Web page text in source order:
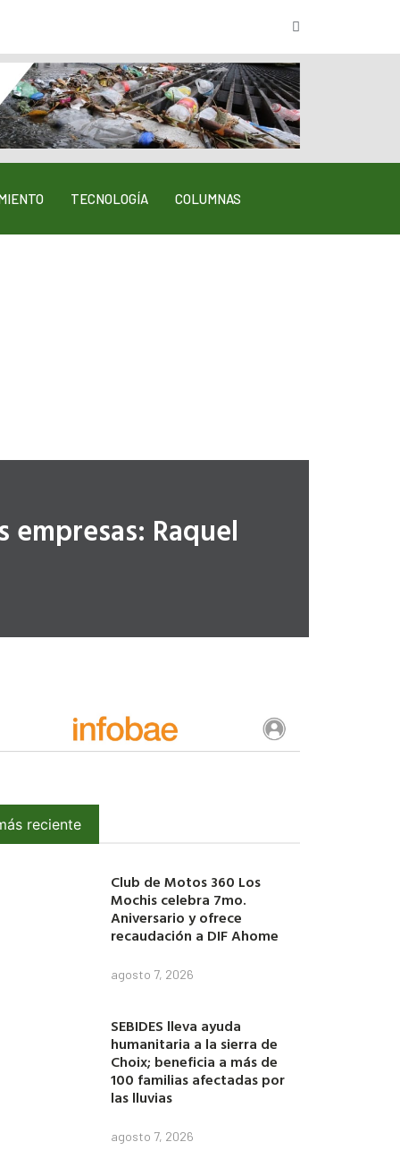
TECNOLOGÍA COLUMNAS
Raquel
reciente
Club de Motos 360 Los
Mochis celebra 7mo.
Aniversario y ofrece
recaudación a DIF Ahome
agosto 7, 2026
SEBIDES lleva ayuda
humanitaria a la sierra de
Choix; beneficia a más de
100 familias afectadas por
las lluvias
agosto 7, 2026